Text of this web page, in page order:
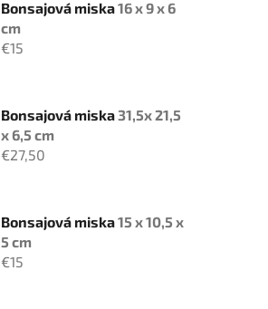
Bonsajová miska16 x 9 x 6
cm
€15
Bonsajová miska31,5x 21,5
x 6,5 cm
€27,50
Bonsajová miska15 x 10,5 x
5 cm
€15